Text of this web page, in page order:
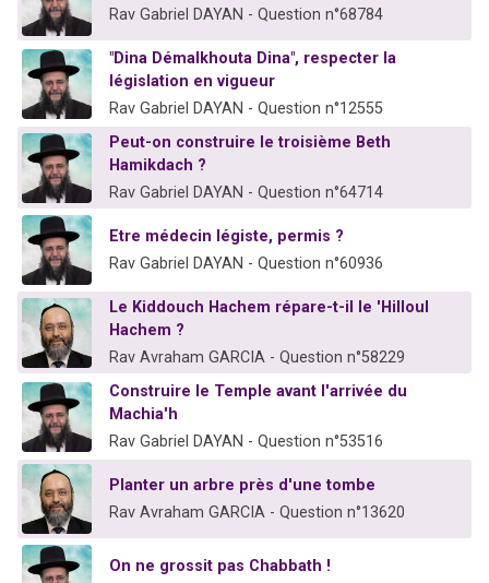
Rav Gabriel DAYAN - Question n°68784
"Dina Démalkhouta Dina", respecter la
législation en vigueur
Rav Gabriel DAYAN - Question n°12555
Peut-on construire le troisième Beth
Hamikdach ?
Rav Gabriel DAYAN - Question n°64714
Etre médecin légiste, permis ?
Rav Gabriel DAYAN - Question n°60936
Le Kiddouch Hachem répare-t-il le 'Hilloul
Hachem ?
Rav Avraham GARCIA - Question n°58229
Construire le Temple avant l'arrivée du
Machia'h
Rav Gabriel DAYAN - Question n°53516
Planter un arbre près d'une tombe
Rav Avraham GARCIA - Question n°13620
On ne grossit pas Chabbath !